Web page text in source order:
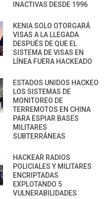
INACTIVAS DESDE 1996
KENIA SOLO OTORGARÁ
VISAS A LA LLEGADA
DESPUÉS DE QUE EL
SISTEMA DE VISAS EN
LÍNEA FUERA HACKEADO
ESTADOS UNIDOS HACKEO
LOS SISTEMAS DE
MONITOREO DE
TERREMOTOS EN CHINA
PARA ESPIAR BASES
MILITARES
SUBTERRÁNEAS
HACKEAR RADIOS
POLICIALES Y MILITARES
ENCRIPTADAS
EXPLOTANDO 5
VULNERABILIDADES